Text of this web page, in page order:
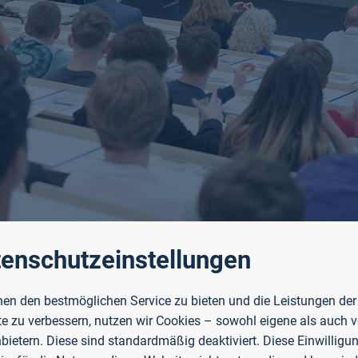
Mewes
, der die Schülerakademie an der TH
und Internationales der TH Aschaffenburg, erhielten
den bestmöglichen Service zu bieten und die Leistungen der
zu verbessern, nutzen wir Cookies – sowohl eigene als auch
Diese sind standardmäßig deaktiviert. Diese